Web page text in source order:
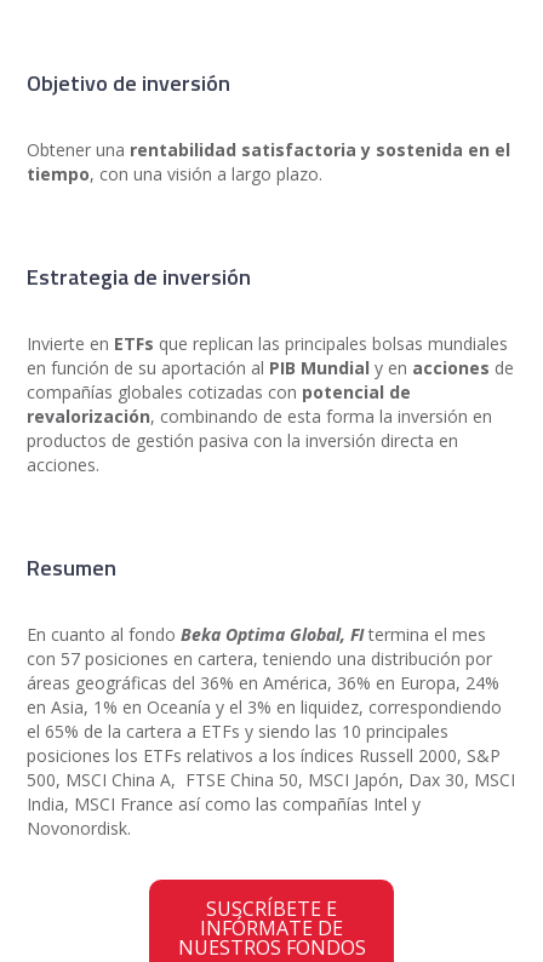
Objetivo de inversión
Obtener una rentabilidad satisfactoria y sostenida en el
tiempo, con una visión a largo plazo.
Estrategia de inversión
Invierte en ETFs que replican las principales bolsas mundiales
en función de su aportación al PIB Mundial y en acciones de
compañías globales cotizadas con potencial de
revalorización, combinando de esta forma la inversión en
productos de gestión pasiva con la inversión directa en
acciones.
Resumen
En cuanto al fondoBeka Optima Global, FItermina el mes
con 57 posiciones en cartera, teniendo una distribución por
áreas geográficas del 36% en América, 36% en Europa, 24%
en Asia, 1% en Oceanía y el 3% en liquidez, correspondiendo
el 65% de la cartera a ETFs y siendo las 10 principales
posiciones los ETFs relativos a los índices Russell 2000, S&P
500, MSCI China A, FTSE China 50, MSCI Japón, Dax 30, MSCI
India, MSCI France así como las compañías Intel y
Novonordisk.
SUSCRÍBETE E
INFÓRMATE DE
NUESTROS FONDOS